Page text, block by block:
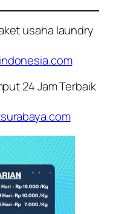
usaha laundry
24 Jam Terbaik